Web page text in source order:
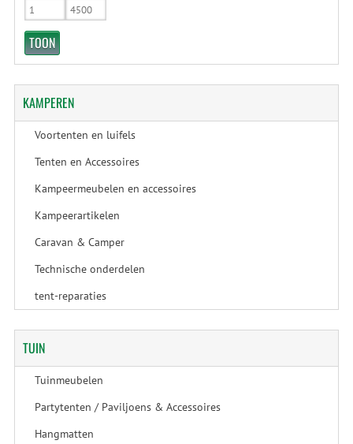
KAMPEREN
Voortenten en luifels
Tenten en Accessoires
Kampeermeubelen en accessoires
Kampeerartikelen
Caravan & Camper
Technische onderdelen
tent-reparaties
TUIN
Tuinmeubelen
Partytenten / Paviljoens & Accessoires
Hangmatten